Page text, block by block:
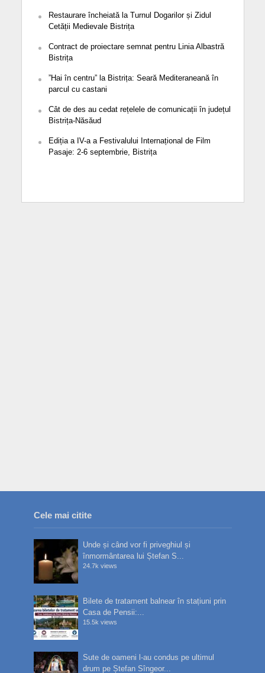
Restaurare încheiată la Turnul Dogarilor și Zidul
Cetății Medievale Bistrița
Contract de proiectare semnat pentru Linia Albastră
Bistrița
”Hai în centru” la Bistrița: Seară Mediteraneană în
parcul cu castani
Cât de des au cedat rețelele de comunicații în județul
Bistrița-Năsăud
Ediția a IV-a a Festivalului Internațional de Film
Pasaje: 2-6 septembrie, Bistrița
Cele mai citite
Unde și când vor fi priveghiul și
înmormântarea lui Ștefan S...
24.7k views
Bilete de tratament balnear în stațiuni prin
Casa de Pensii:...
15.5k views
Sute de oameni l-au condus pe ultimul
drum pe Ștefan Sîngeor...